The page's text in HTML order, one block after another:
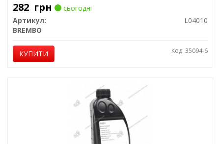
282 грн
сьогодні
Артикул:
L04010
BREMBO
КУПИТИ Код: 35094-6